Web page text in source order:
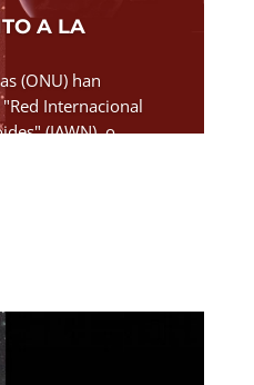
A LA
(ONU) han
Internacional
(IAWN), o